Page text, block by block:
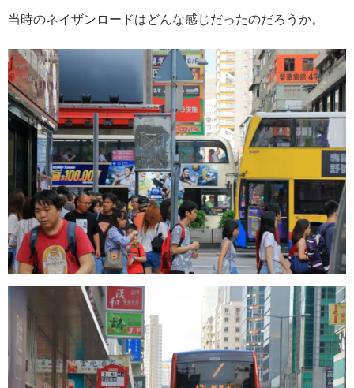
当時のネイザンロードはどんな感じだったのだろうか。